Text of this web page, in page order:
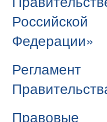
Российской
Федерации»
Регламент
Правовые